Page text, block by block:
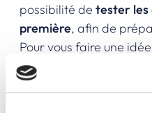
possibilité de tester les
première, afin de
Pour vous faire une
l’événement, n’hésitez
récapitulative du Ski